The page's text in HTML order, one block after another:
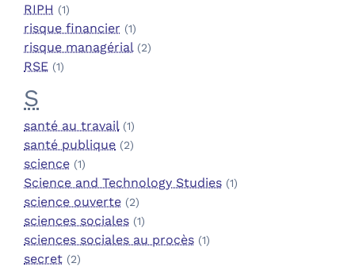
RIPH (1)
risque financier (1)
risque managérial (2)
RSE (1)
S
santé au travail (1)
santé publique (2)
science (1)
Science and Technology Studies (1)
science ouverte (2)
sciences sociales (1)
sciences sociales au procès (1)
secret (2)